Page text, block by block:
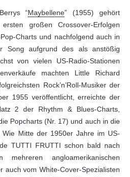
“Maybellene” (1955) gehört
großen Crossover-Erfolgen
Charts und nachfolgend auch in
Song aufgrund des als anstößig
von vielen US-Radio-Stationen
machten Little Richard
Rock’n’Roll-Musiker der
1955 veröffentlicht, erreichte der
2 der Rhythm & Blues-Charts,
Popcharts (Nr. 17) und auch in die
Mitte der 1950er Jahre im US-
TUTTI FRUTTI schon bald nach
angloamerikanischen
auch vom White-Cover-Spezialisten